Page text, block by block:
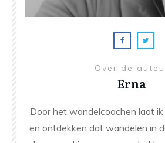
Over de
Erna
Door het wandelcoachen laat
en ontdekken dat wandelen in